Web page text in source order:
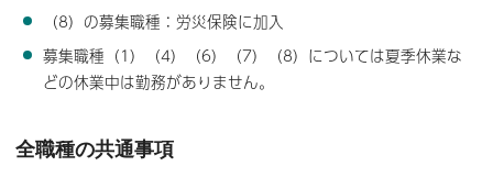
（8）の募集職種：労災保険に加入
募集職種（1）（4）（6）（7）（8）については夏季休業な
どの休業中は勤務がありません。
全職種の共通事項